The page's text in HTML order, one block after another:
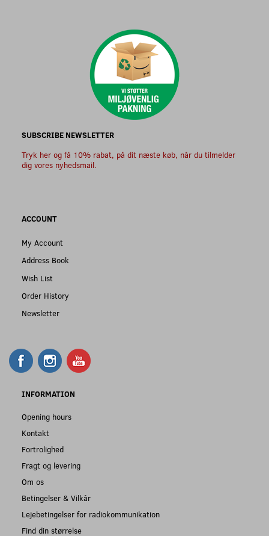
SUBSCRIBE NEWSLETTER
Tryk her og få 10% rabat, på dit næste køb, når du tilmelder
dig vores nyhedsmail.
ACCOUNT
My Account
Address Book
Wish List
Order History
Newsletter
INFORMATION
Opening hours
Kontakt
Fortrolighed
Fragt og levering
Om os
Betingelser & Vilkår
Lejebetingelser for radiokommunikation
Find din størrelse